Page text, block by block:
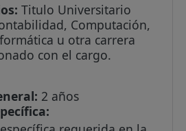
Titulo Universitario
Computación,
u otra carrera
con el cargo.
2 años